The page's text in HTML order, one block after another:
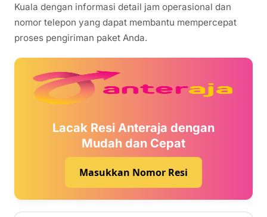
Kuala dengan informasi detail jam operasional dan
nomor telepon yang dapat membantu mempercepat
proses pengiriman paket Anda.
Lacak Resi Anteraja dengan
Mudah dan Cepat
Masukkan Nomor Resi